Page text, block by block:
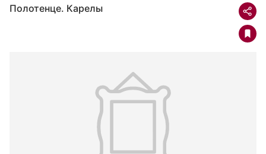
Полотенце. Карелы